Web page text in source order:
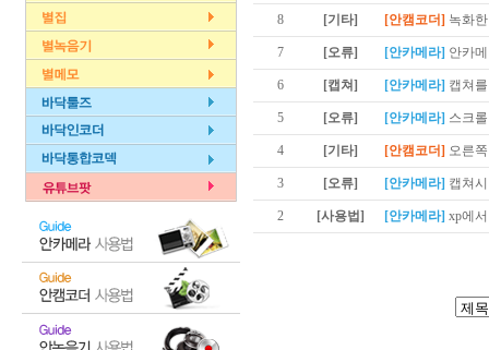
8 [기타] [안캠코더] 녹화
7 [오류] [안카메라] 안카
6 [캡쳐] [안카메라] 캡쳐
5 [오류] [안카메라] 스크
4 [기타] [안캠코더] 오른
3 [오류] [안카메라] 캡쳐
2 [사용법] [안카메라] xp에